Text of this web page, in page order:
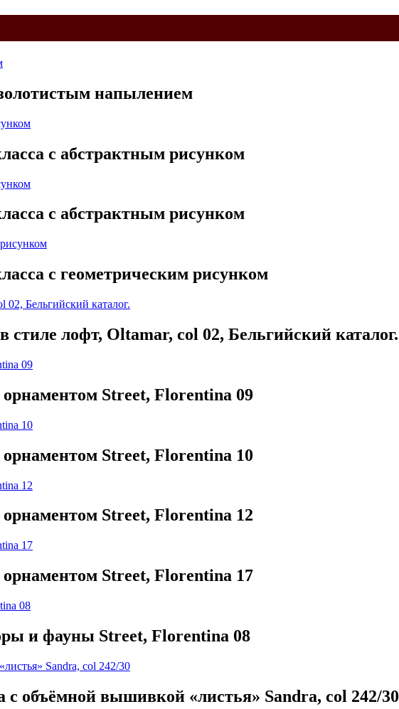
напылением
с абстрактным рисунком
с абстрактным рисунком
с геометрическим рисунком
лофт, Oltamar, col 02, Бельгийский каталог.
Street, Florentina 09
Street, Florentina 10
Street, Florentina 12
Street, Florentina 17
и фауны Street, Florentina 08
объёмной вышивкой «листья» Sandra, col 242/30